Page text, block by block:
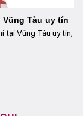
Tàu uy tín
Vũng Tàu uy tín,